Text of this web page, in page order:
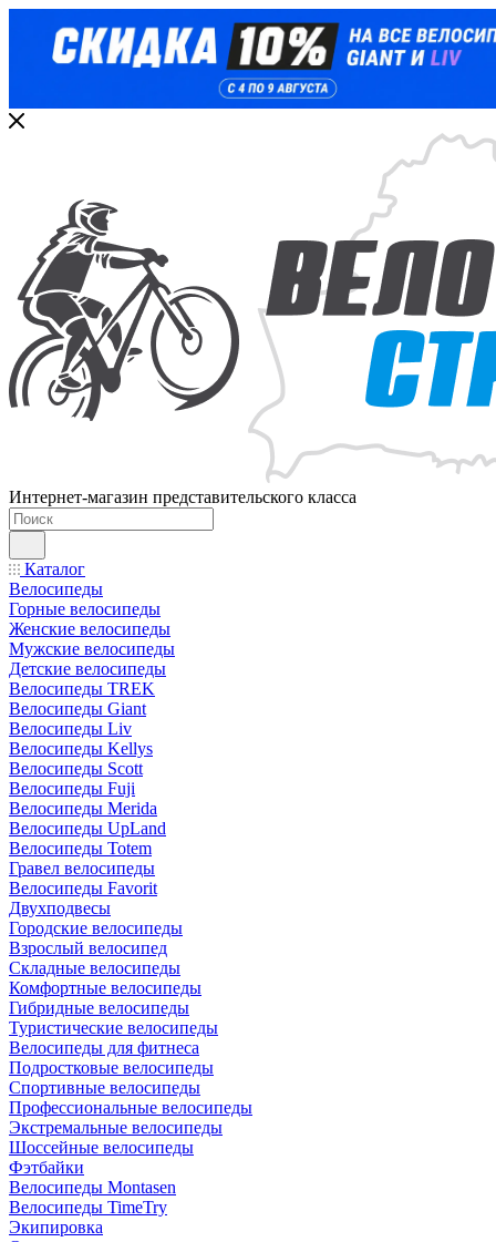
Интернет-магазин представительского класса
Каталог
Велосипеды
Горные велосипеды
Женские велосипеды
Мужские велосипеды
Детские велосипеды
Велосипеды TREK
Велосипеды Giant
Велосипеды Liv
Велосипеды Kellys
Велосипеды Scott
Велосипеды Fuji
Велосипеды Merida
Велосипеды UpLand
Велосипеды Totem
Гравел велосипеды
Велосипеды Favorit
Двухподвесы
Городские велосипеды
Взрослый велосипед
Складные велосипеды
Комфортные велосипеды
Гибридные велосипеды
Туристические велосипеды
Велосипеды для фитнеса
Подростковые велосипеды
Спортивные велосипеды
Профессиональные велосипеды
Экстремальные велосипеды
Шоссейные велосипеды
Фэтбайки
Велосипеды Montasen
Велосипеды TimeTry
Экипировка